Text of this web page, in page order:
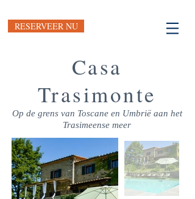
RESERVEER NU
Casa
Trasimonte
Op de grens van Toscane en Umbrië aan het
Trasimeense meer